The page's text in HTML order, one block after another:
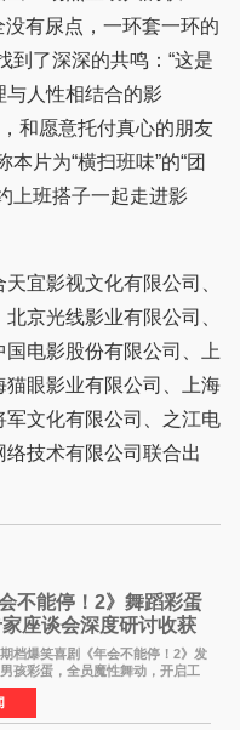
没有尿点，一环套一环的
到了深深的共鸣：“这是
与人性相结合的影
和愿意托付真心的朋友
片为“横扫班味”的“团
上班搭子一起走进影
宜影视文化有限公司、
京光线影业有限公司、
国电影股份有限公司、上
眼影业有限公司、上海
文化有限公司、之江电
技术有限公司联合出
不能停！2》舞蹈彩蛋
座谈会深度研讨收获
爆笑喜剧《年会不能停！2》发
孩彩蛋，全员魔性舞动，开启工
片于昨日同步举办专家座谈会，
制片人应萝佳出席现场，与一众